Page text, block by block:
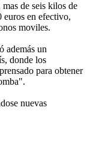
de seis kilos de
euros en efectivo,
moviles.
además un
donde los
para obtener
nuevas